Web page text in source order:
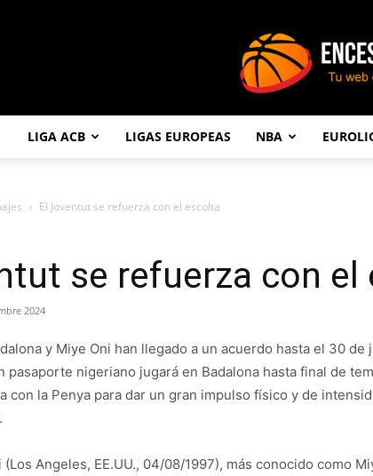
LIGA ACB LIGAS EUROPEAS NBA
El Joventut se refuerza con el escolta
se refuerza con el
2024
y Miye Oni han llegado a un acuerdo hasta el 30 de
pasaporte nigeriano jugará en Badalona hasta final de
con la Penya para dar un gran impulso físico y de
Angeles, EE.UU., 04/08/1997), más conocido como